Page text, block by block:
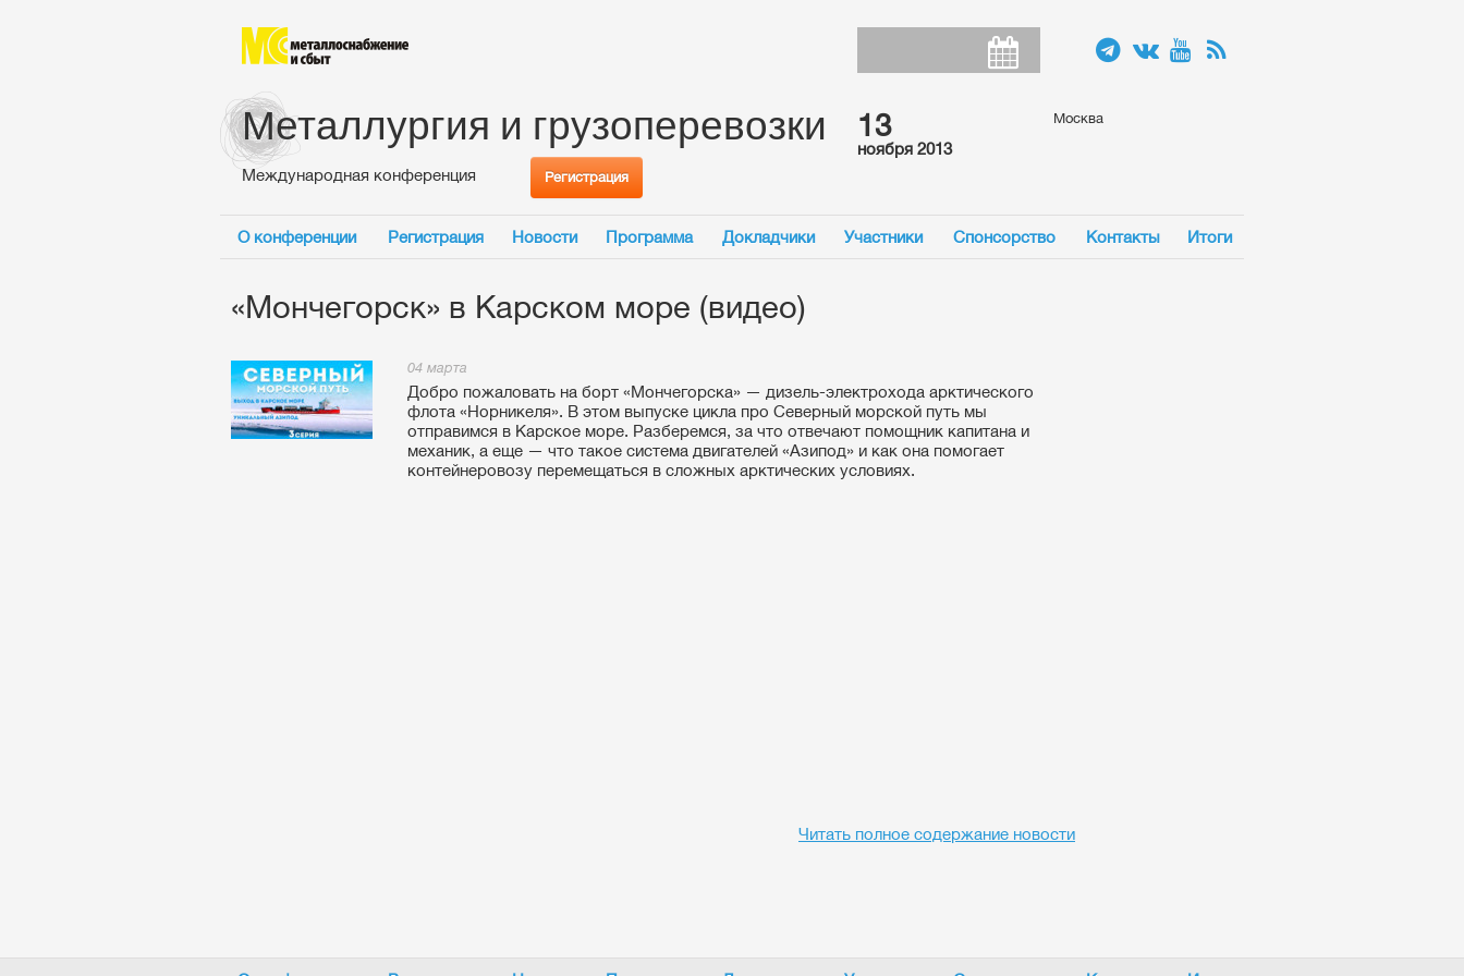
Металлургия и грузоперевозки
Международная конференция Регистрация
13
ноября 2013
Москва
О конференции Регистрация Новости Программа Докладчики Участники Спонсорство Контакты Итоги
«Мончегорск» в Карском море (видео)
04 марта
Добро пожаловать на борт «Мончегорска» — дизель-электрохода арктического
флота «Норникеля». В этом выпуске цикла про Северный морской путь мы
отправимся в Карское море. Разберемся, за что отвечают помощник капитана и
механик, а еще — что такое система двигателей «Азипод» и как она помогает
контейнеровозу перемещаться в сложных арктических условиях.
Читать полное содержание новости